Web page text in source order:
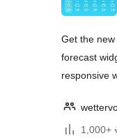
Get the
forecast
responsive
1,000+